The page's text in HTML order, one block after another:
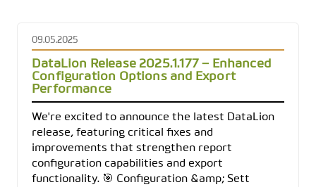
09.05.2025
DataLion Release 2025.1.177 – Enhanced
Configuration Options and Export
Performance
We're excited to announce the latest DataLion
release, featuring critical fixes and
improvements that strengthen report
configuration capabilities and export
functionality. 🎯 Configuration &amp; Sett